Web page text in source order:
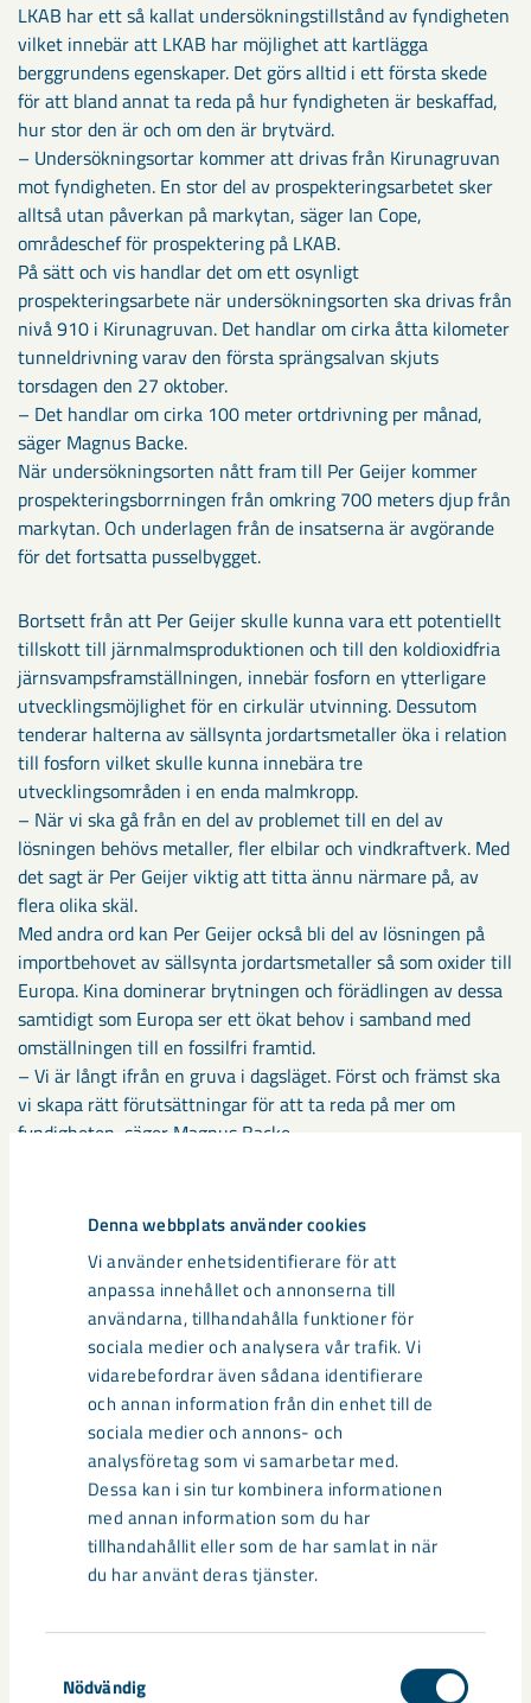
Denna webbplats använder cookies
Vi använder enhetsidentifierare för att
anpassa innehållet och annonserna till
användarna, tillhandahålla funktioner för
sociala medier och analysera vår trafik. Vi
vidarebefordrar även sådana identifierare
och annan information från din enhet till de
sociala medier och annons- och
analysföretag som vi samarbetar med.
Dessa kan i sin tur kombinera informationen
med annan information som du har
tillhandahållit eller som de har samlat in när
du har använt deras tjänster.
Nödvändig
LKAB har ett så kallat undersökningstillstånd av fyndigheten
vilket innebär att LKAB har möjlighet att kartlägga
berggrundens egenskaper. Det görs alltid i ett första skede
för att bland annat ta reda på hur fyndigheten är beskaffad,
hur stor den är och om den är brytvärd.
– Undersökningsortar kommer att drivas från Kirunagruvan
mot fyndigheten. En stor del av prospekteringsarbetet sker
alltså utan påverkan på markytan, säger Ian Cope,
områdeschef för prospektering på LKAB.
På sätt och vis handlar det om ett osynligt
prospekteringsarbete när undersökningsorten ska drivas från
nivå 910 i Kirunagruvan. Det handlar om cirka åtta kilometer
tunneldrivning varav den första sprängsalvan skjuts
torsdagen den 27 oktober.
– Det handlar om cirka 100 meter ortdrivning per månad,
säger Magnus Backe.
När undersökningsorten nått fram till Per Geijer kommer
prospekteringsborrningen från omkring 700 meters djup från
markytan. Och underlagen från de insatserna är avgörande
för det fortsatta pusselbygget.
Bortsett från att Per Geijer skulle kunna vara ett potentiellt
tillskott till järnmalmsproduktionen och till den koldioxidfria
järnsvampsframställningen, innebär fosforn en ytterligare
utvecklingsmöjlighet för en cirkulär utvinning. Dessutom
tenderar halterna av sällsynta jordartsmetaller öka i relation
till fosforn vilket skulle kunna innebära tre
utvecklingsområden i en enda malmkropp.
– När vi ska gå från en del av problemet till en del av
lösningen behövs metaller, fler elbilar och vindkraftverk. Med
det sagt är Per Geijer viktig att titta ännu närmare på, av
flera olika skäl.
Med andra ord kan Per Geijer också bli del av lösningen på
importbehovet av sällsynta jordartsmetaller så som oxider till
Europa. Kina dominerar brytningen och förädlingen av dessa
samtidigt som Europa ser ett ökat behov i samband med
omställningen till en fossilfri framtid.
– Vi är långt ifrån en gruva i dagsläget. Först och främst ska
vi skapa rätt förutsättningar för att ta reda på mer om
fyndigheten, säger Magnus Backe.
Korta fakta
Ortdrivningen av undersökningsorten från
Kirunagruvan i riktning mot fyndigheten Per Geijer
inleds under vecka 43.
Det handlar om en cirka åtta kilometer lång
undersökningsort som drivs från nivå 910 i
Kirunagruvan.
Prospekteringsborrningarna kommer därefter ske
från omkring 700 meters djup i Per Geijer.
ortdrivning och därefter om